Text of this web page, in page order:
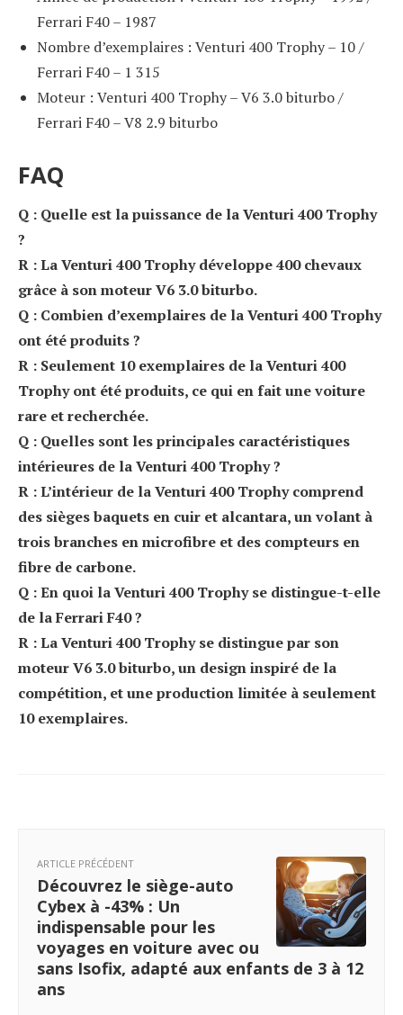
Ferrari F40 – 1987
Nombre d’exemplaires : Venturi 400 Trophy – 10 /
Ferrari F40 – 1 315
Moteur : Venturi 400 Trophy – V6 3.0 biturbo /
Ferrari F40 – V8 2.9 biturbo
FAQ
Q : Quelle est la puissance de la Venturi 400 Trophy
?
R : La Venturi 400 Trophy développe 400 chevaux
grâce à son moteur V6 3.0 biturbo.
Q : Combien d’exemplaires de la Venturi 400 Trophy
ont été produits ?
R : Seulement 10 exemplaires de la Venturi 400
Trophy ont été produits, ce qui en fait une voiture
rare et recherchée.
Q : Quelles sont les principales caractéristiques
intérieures de la Venturi 400 Trophy ?
R : L’intérieur de la Venturi 400 Trophy comprend
des sièges baquets en cuir et alcantara, un volant à
trois branches en microfibre et des compteurs en
fibre de carbone.
Q : En quoi la Venturi 400 Trophy se distingue-t-elle
de la Ferrari F40 ?
R : La Venturi 400 Trophy se distingue par son
moteur V6 3.0 biturbo, un design inspiré de la
compétition, et une production limitée à seulement
10 exemplaires.
ARTICLE PRÉCÉDENT
Découvrez le siège-auto
Cybex à -43% : Un
indispensable pour les
voyages en voiture avec ou
sans Isofix, adapté aux enfants de 3 à 12
ans